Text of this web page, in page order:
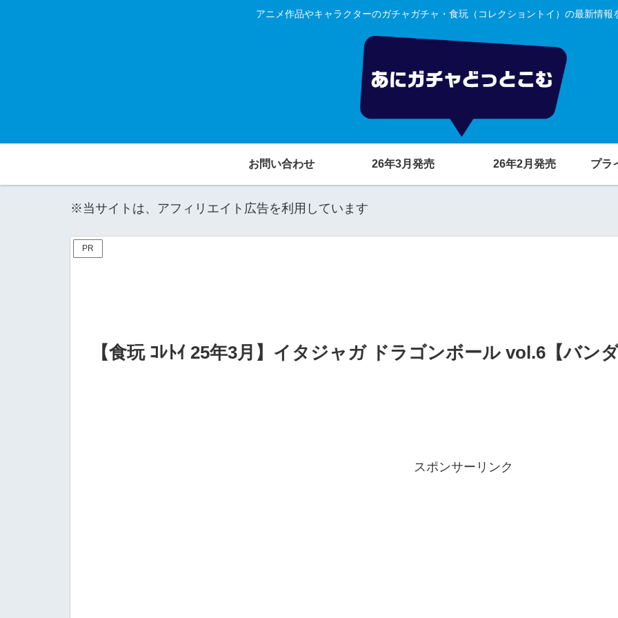
アニメ作品やキャラクターのガチャガチャ・食玩（コレクショントイ）の最新情報
お問い合わせ 26年3月発売 26年2月発売 プラ
※当サイトは、アフィリエイト広告を利用しています
PR
【食玩 ｺﾚﾄｲ 25年3月】イタジャガ ドラゴンボール vol.6【バン
スポンサーリンク